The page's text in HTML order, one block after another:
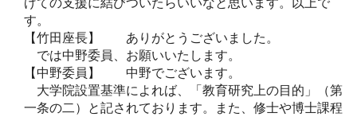
す。
【竹田座長】 ありがとうございました。
では中野委員、お願いいたします。
【中野委員】 中野でございます。
大学院設置基準によれば、「教育研究上の目的」（第
一条の二）と記されております。また、修士や博士課程